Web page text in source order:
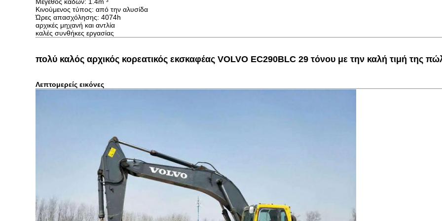
Κινούμενος τύπος: από την αλυσίδα
Ώρες απασχόλησης: 4074h
αρχικές μηχανή και αντλία
καλές συνθήκες εργασίας
πολύ καλός αρχικός κορεατικός εκσκαφέας VOLVO EC290BLC 29 τόνου με την καλή τιμή της
Λεπτομερείς εικόνες